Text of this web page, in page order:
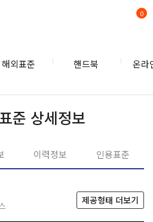
해외표준 핸드북 온라
0
준 상세정보
이력정보 인용표준
제공형태 더보기